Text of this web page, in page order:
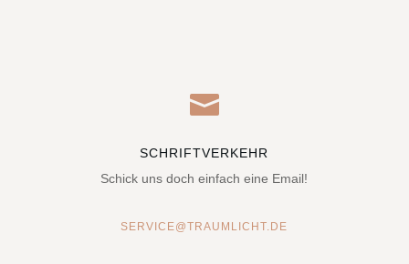

SCHRIFTVERKEHR
Schick uns doch einfach eine Email!
SERVICE@TRAUMLICHT.DE